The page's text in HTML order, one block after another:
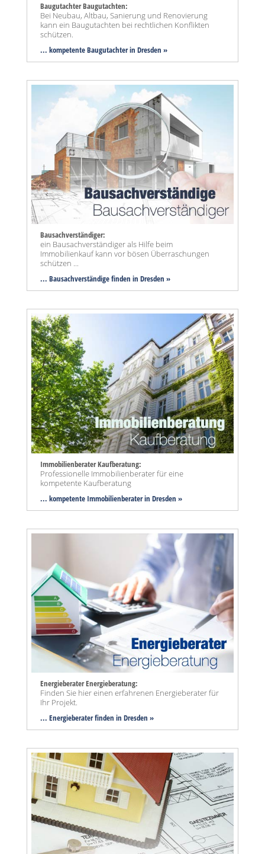
Baugutachter Baugutachten:
Bei Neubau, Altbau, Sanierung und Renovierung
kann ein Baugutachten bei rechtlichen Konflikten
schützen.
... kompetente Baugutachter in Dresden »
Bausachverständiger:
ein Bausachverständiger als Hilfe beim
Immobilienkauf kann vor bösen Überraschungen
schützen ...
... Bausachverständige finden in Dresden »
Immobilienberater Kaufberatung:
Professionelle Immobilienberater für eine
kompetente Kaufberatung
... kompetente Immobilienberater in Dresden »
Energieberater Energieberatung:
Finden Sie hier einen erfahrenen Energieberater für
Ihr Projekt.
... Energieberater finden in Dresden »